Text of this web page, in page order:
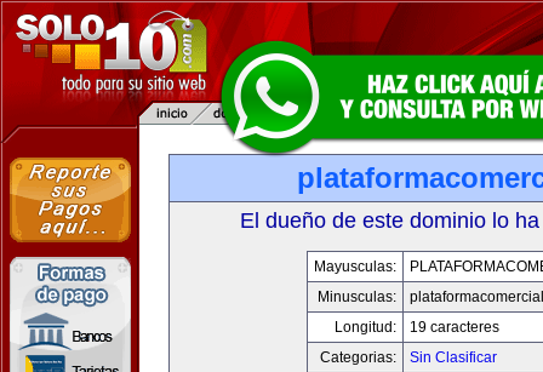
El dueño de este dominio lo
Mayusculas:
Minusculas:
Longitud:
19 caracteres
Categorias:
Sin Clasificar